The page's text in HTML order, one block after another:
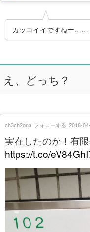
カッコイイですねー……
え、どっち？
実在したのか！有
https://t.co/
ch3ch2ona フォローする 2018-